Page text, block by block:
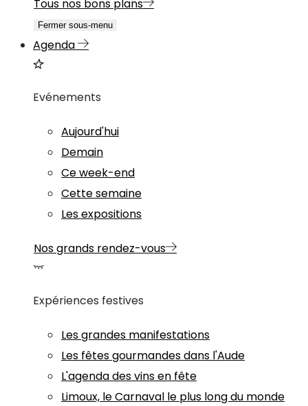
Tous nos bons plans
Fermer sous-menu
Agenda
Evénements
Aujourd'hui
Demain
Ce week-end
Cette semaine
Les expositions
Nos grands rendez-vous
Expériences festives
Les grandes manifestations
Les fêtes gourmandes dans l'Aude
L'agenda des vins en fête
Limoux, le Carnaval le plus long du monde